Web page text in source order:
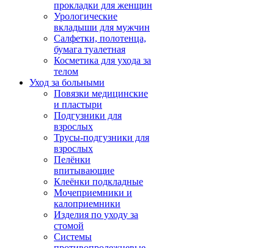
прокладки для женщин
Урологические
вкладыши для мужчин
Салфетки, полотенца,
бумага туалетная
Косметика для ухода за
телом
Уход за больными
Повязки медицинские
и пластыри
Подгузники для
взрослых
Трусы-подгузники для
взрослых
Пелёнки
впитывающие
Клеёнки подкладные
Мочеприемники и
калоприемники
Изделия по уходу за
стомой
Системы